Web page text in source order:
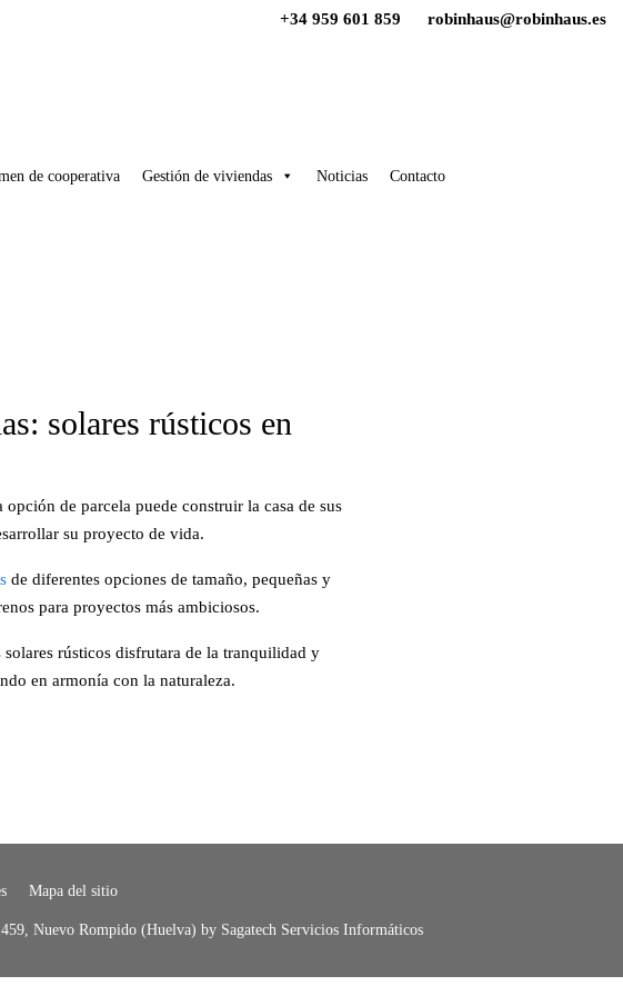
+34 959 601 859 robinhaus@robinhaus.es
de cooperativa Gestión de viviendas Noticias Contacto
solares rústicos en
opción de parcela puede construir la casa de sus
su proyecto de vida.
de diferentes opciones de tamaño, pequeñas y
para proyectos más ambiciosos.
solares rústicos disfrutara de la tranquilidad y
en armonía con la naturaleza.
Mapa del sitio
Nuevo Rompido (Huelva) by Sagatech Servicios Informáticos